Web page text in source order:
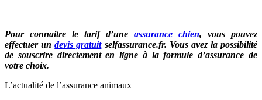
Pour connaitre le tarif d’une assurance chien, vous pouvez
effectuer undevis gratuitselfassurance.fr. Vous avez la possibilité
de souscrire directement en ligne à la formule d’assurance de
votre choix.
L’actualité de l’assurance animaux